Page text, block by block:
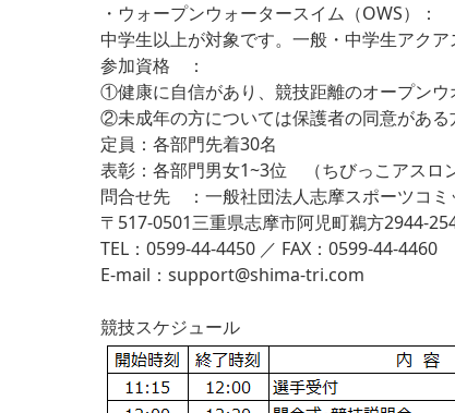
・ウォープンウォータースイム（OWS）：
中学生以上が対象です。一般・中学生アクア
参加資格 ：
①健康に自信があり、競技距離のオープン
②未成年の方については保護者の同意がある
定員：各部門先着30名
表彰：各部門男女1~3位 （ちびっこアスロ
問合せ先 ：一般社団法人志摩スポーツコミ
〒517-0501三重県志摩市阿児町鵜方2944-
TEL：0599-44-4450 ／ FAX：0599-44-4460
E-mail：support@shima-tri.com
競技スケジュール